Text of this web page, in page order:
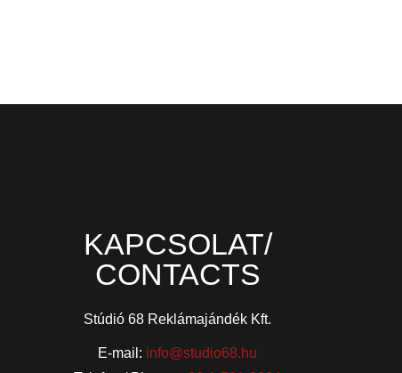
KAPCSOLAT/
CONTACTS
Stúdió 68 Reklámajándék Kft.
E-mail: info@studio68.hu